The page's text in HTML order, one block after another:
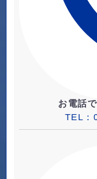
お電話
TEL：